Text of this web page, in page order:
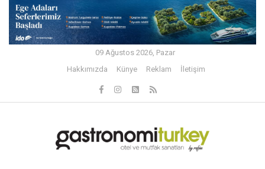
09 Ağustos 2026, Pazar
Hakkımızda
Künye Reklam İletişim